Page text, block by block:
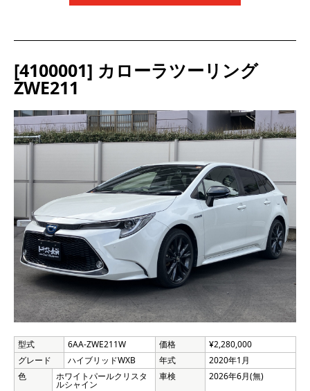
[4100001] カローラツーリング
ZWE211
型式 6AA-ZWE211W 価格
¥2,280,000
グレード
ハイブリッドWXB 年式
2020年1月
色
ホワイトパールクリスタ
ルシャイン
車検 2026年6月(無)